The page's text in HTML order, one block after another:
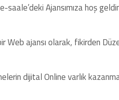
saale’deki Ajansımıza hoş
Web ajansı olarak, fikirden
dijital Online varlık